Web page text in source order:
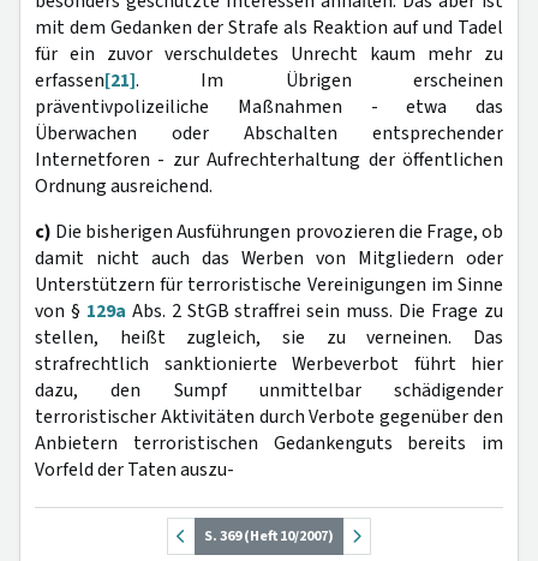
mit dem Gedanken der Strafe als Reaktion auf und Tadel
für ein zuvor verschuldetes Unrecht kaum mehr zu
erfassen[21]. Im Übrigen erscheinen
präventivpolizeiliche Maßnahmen - etwa das
Überwachen oder Abschalten entsprechender
Internetforen - zur Aufrechterhaltung der öffentlichen
Ordnung ausreichend.
c) Die bisherigen Ausführungen provozieren die Frage, ob
damit nicht auch das Werben von Mitgliedern oder
Unterstützern für terroristische Vereinigungen im Sinne
von § 129a Abs. 2 StGB straffrei sein muss. Die Frage zu
stellen, heißt zugleich, sie zu verneinen. Das
strafrechtlich sanktionierte Werbeverbot führt hier
dazu, den Sumpf unmittelbar schädigender
terroristischer Aktivitäten durch Verbote gegenüber den
Anbietern terroristischen Gedankenguts bereits im
Vorfeld der Taten auszu-
S. 369 (Heft 10/2007)